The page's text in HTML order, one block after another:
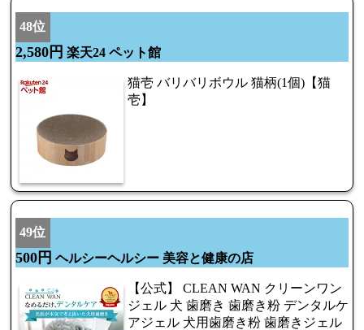
48位
2,580円 楽天24 ペット館
猫壱 バリバリボウル 猫柄(1個)【猫
壱】
49位
500円 ヘルシーヘルシー 美容と健康の店
【公式】 CLEAN WAN クリーンワン
ジェル 犬 歯磨き 歯磨き粉 デンタルケ
アジェル 犬用歯磨き粉 歯磨きジェル